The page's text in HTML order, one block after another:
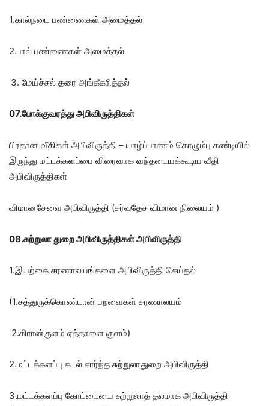
1.கால்நடை பண்ணைகள் அமைத்தல்
2.பால் பண்ணைகள் அமைத்தல்
மேய்ச்சல் தரை அங்கீகரித்தல்
07.போக்குவரத்து அபிவிருத்திகள்
பிரதான வீதிகள் அபிவிருத்தி – யாழ்ப்பாணம் கொழும்பு கண்டியில்
இருந்து மட்டக்களப்பை விரைவாக வந்தடையக்கூடிய வீதி
அபிவிருத்திகள்
விமானசேவை அபிவிருத்தி (சர்வதேச விமான நிலையம் )
08.சுற்றுலா துறை அபிவிருத்திகள் அபிவிருத்தி
1.இயற்கை சரணாலயங்களை அபிவிருத்தி செய்தல்
(1.சத்துருக்கொண்டான் பறவைகள் சரணாலயம்
2.கிரான்குளம் ஏத்தாளை குளம்)
2.மட்டக்களப்பு கடல் சார்ந்த சுற்றுலாதுறை அபிவிருத்தி
3.மட்டக்களப்பு கோட்டையை சுற்றுலாத் தலமாக அபிவிருத்தி